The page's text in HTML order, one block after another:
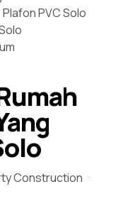
Plafon PVC Solo
Construction